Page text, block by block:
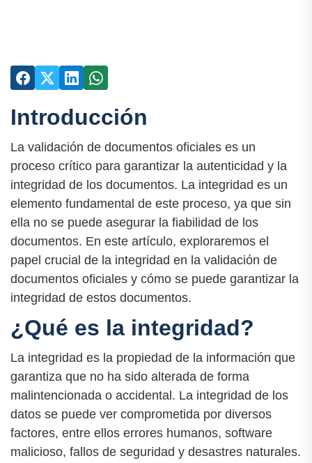
Introducción
La validación de documentos oficiales es un
proceso crítico para garantizar la autenticidad y la
integridad de los documentos. La integridad es un
elemento fundamental de este proceso, ya que sin
ella no se puede asegurar la fiabilidad de los
documentos. En este artículo, exploraremos el
papel crucial de la integridad en la validación de
documentos oficiales y cómo se puede garantizar la
integridad de estos documentos.
¿Qué es la integridad?
La integridad es la propiedad de la información que
garantiza que no ha sido alterada de forma
malintencionada o accidental. La integridad de los
datos se puede ver comprometida por diversos
factores, entre ellos errores humanos, software
malicioso, fallos de seguridad y desastres naturales.